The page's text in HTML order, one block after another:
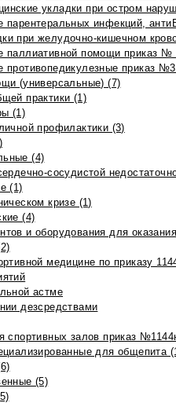
укладки при остром
парентеральных инфекций,
при желудочно-кишечном
паллиативной помощи приказ
противопедикулезные приказ
(универсальные) (7)
практики (1)
(1)
профилактики (3)
(4)
сосудистой
(1)
кризе (1)
(4)
и оборудования для
медицине по приказу
астме
дезсредствами
спортивных залов приказ
для общепита
(5)